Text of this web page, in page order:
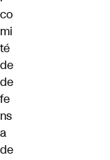
co
mi
té
de
de
fe
ns
a
de